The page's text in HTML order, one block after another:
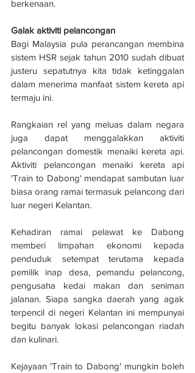
berkenaan.
Galak aktiviti pelancongan
Bagi Malaysia pula perancangan membina
sistem HSR sejak tahun 2010 sudah dibuat
justeru sepatutnya kita tidak ketinggalan
dalam menerima manfaat sistem kereta api
termaju ini.
Rangkaian rel yang meluas dalam negara
juga dapat menggalakkan aktiviti
pelancongan domestik menaiki kereta api.
Aktiviti pelancongan menaiki kereta api
'Train to Dabong' mendapat sambutan luar
biasa orang ramai termasuk pelancong dari
luar negeri Kelantan.
Kehadiran ramai pelawat ke Dabong
memberi limpahan ekonomi kepada
penduduk setempat terutama kepada
pemilik inap desa, pemandu pelancong,
pengusaha kedai makan dan seniman
jalanan. Siapa sangka daerah yang agak
terpencil di negeri Kelantan ini mempunyai
begitu banyak lokasi pelancongan riadah
dan kulinari.
Kejayaan 'Train to Dabong' mungkin boleh